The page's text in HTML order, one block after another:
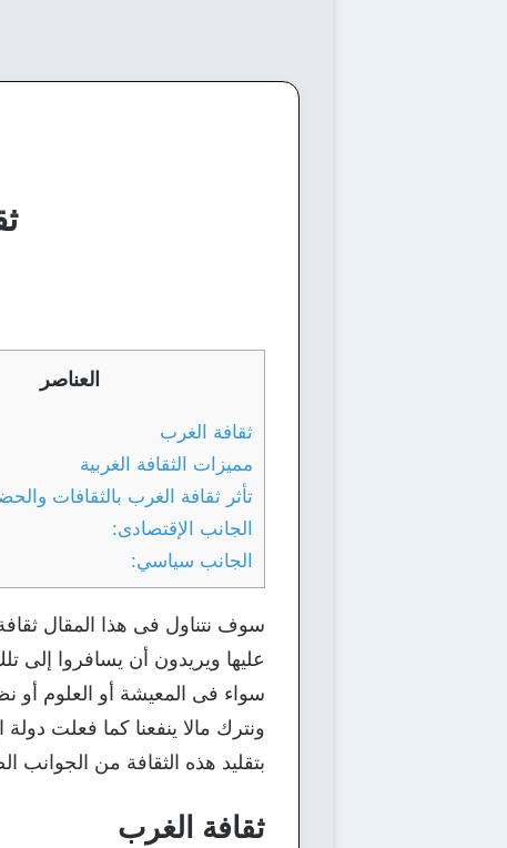
العناصر
ثقافة الغرب
مميزات الثقافة الغربية
تأثر ثقافة الغرب بالثقافات
الجانب الإقتصادى:
الجانب سياسي:
سوف نتناول فى هذا المقال
عليها ويريدون أن يسافروا إلى
سواء فى المعيشة أو العلوم أو
ونترك مالا ينفعنا كما فعلت
بتقليد هذه الثقافة من
ثقافة الغرب